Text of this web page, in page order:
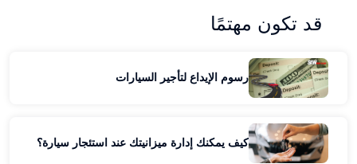
قد تكون مهتمًا
رسوم الإيداع لتأجير السيارات
كيف يمكنك إدارة ميزانيتك عند استئجار سيارة؟